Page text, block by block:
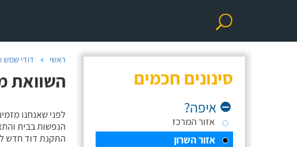
סינונים חכמים
איפה?
אזור המרכז
אזור השרון
ראשי דודי שמש
השוואת
לפני שאנחנו
הנפשות בבית
התקנת דוד חדש